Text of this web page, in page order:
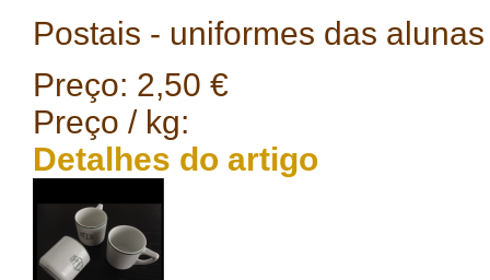
Postais - uniformes das
Preço: 2,50 €
Preço / kg:
Detalhes do artigo